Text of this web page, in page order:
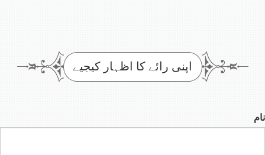
اپنی رائے کا اظہار کیجیے
نام